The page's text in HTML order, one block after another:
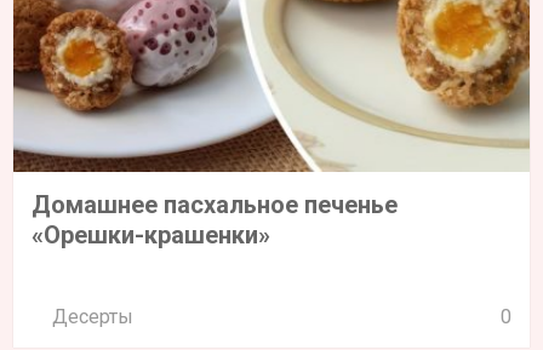
Домашнее пасхальное печенье
«Орешки-крашенки»
Десерты 0